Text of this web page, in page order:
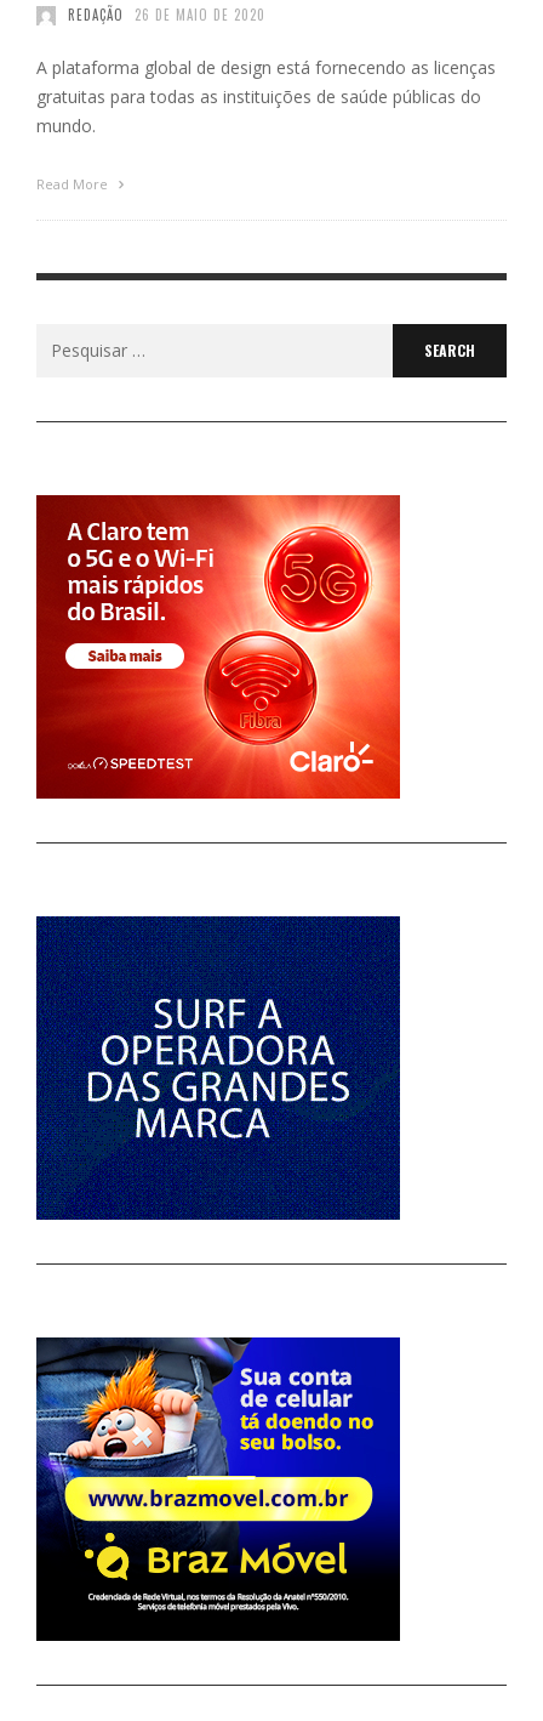
REDAÇÃO 26 DE MAIO DE 2020
A plataforma global de design está fornecendo as licenças
gratuitas para todas as instituições de saúde públicas do
mundo.
Read More